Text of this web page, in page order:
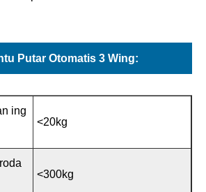
Putar Otomatis 3 Wing:
ing
<20kg
<300kg